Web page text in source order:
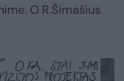
O R.Šimašius